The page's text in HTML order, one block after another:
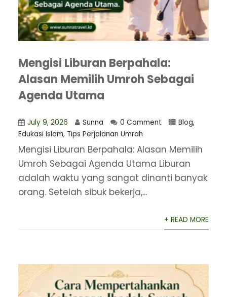
Mengisi Liburan Berpahala:
Alasan Memilih Umroh Sebagai
Agenda Utama
July 9, 2026 Sunna 0 Comment Blog,
Edukasi Islam, Tips Perjalanan Umrah
Mengisi Liburan Berpahala: Alasan Memilih
Umroh Sebagai Agenda Utama Liburan
adalah waktu yang sangat dinanti banyak
orang. Setelah sibuk bekerja,...
+ READ MORE